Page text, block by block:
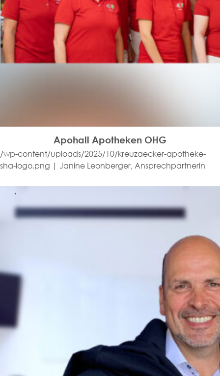
Apohall Apotheken OHG
/wp-content/uploads/2025/10/kreuzaecker-apotheke-
sha-logo.png | Janine Leonberger, Ansprechpartnerin